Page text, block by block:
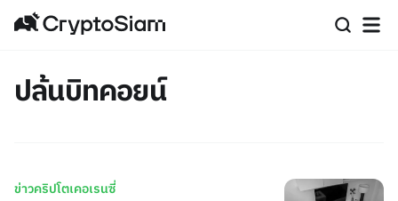
ปล้นบิทคอยน์
ข่าวคริปโตเคอเรนซี่